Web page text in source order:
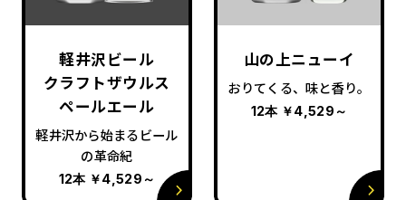
軽井沢ビール
クラフトザウルス
ペールエール
軽井沢から始まるビール
の革命紀
12本￥4,529 ～
山の上ニューイ
おりてくる、味と香り。
12本￥4,529 ～